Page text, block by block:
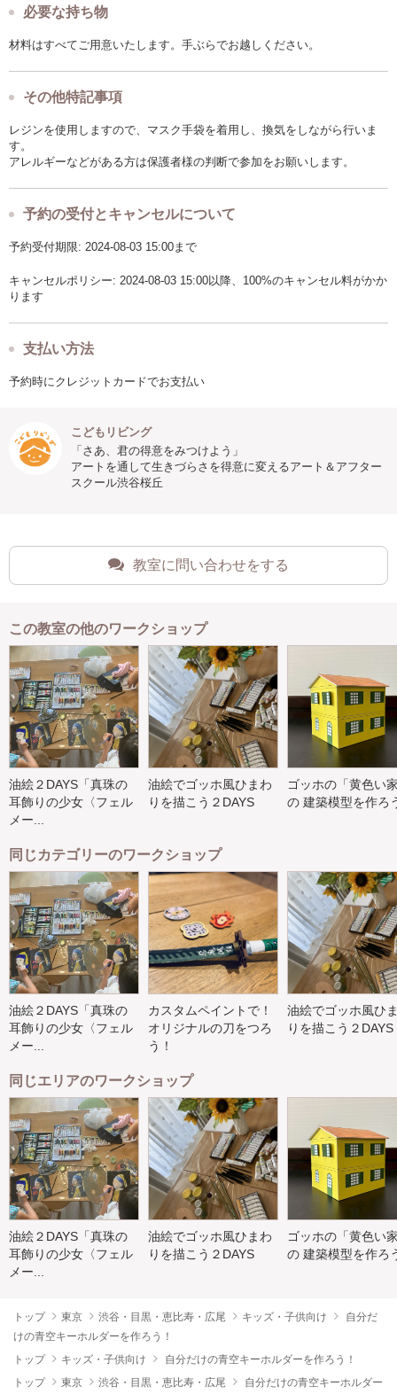
必要な持ち物
材料はすべてご用意いたします。手ぶらでお越しください。
その他特記事項
レジンを使用しますので、マスク手袋を着用し、換気をしながら行いま
す。
アレルギーなどがある方は保護者様の判断で参加をお願いします。
予約の受付とキャンセルについて
予約受付期限: 2024-08-03 15:00まで
キャンセルポリシー: 2024-08-03 15:00以降、100%のキャンセル料がかか
ります
支払い方法
予約時にクレジットカードでお支払い
こどもリビング
「さあ、君の得意をみつけよう」
アートを通して生きづらさを得意に変えるアート＆アフター
スクール渋谷桜丘
教室に問い合わせをする
この教室の他のワークショップ
油絵２DAYS「真珠の
耳飾りの少女〈フェル
メー...
油絵でゴッホ風ひまわ
りを描こう２DAYS
ゴッホの「黄色い
の 建築模型を作ろ
同じカテゴリーのワークショップ
油絵２DAYS「真珠の
耳飾りの少女〈フェル
メー...
カスタムペイントで！
オリジナルの刀をつろ
う！
油絵でゴッホ風ひ
りを描こう２DAYS
同じエリアのワークショップ
油絵２DAYS「真珠の
耳飾りの少女〈フェル
メー...
油絵でゴッホ風ひまわ
りを描こう２DAYS
ゴッホの「黄色い
の 建築模型を作ろ
トップ 東京 渋谷・目黒・恵比寿・広尾 キッズ・子供向け
自分だ
けの青空キーホルダーを作ろう！
トップ
キッズ・子供向け
自分だけの青空キーホルダーを作ろう！
トップ
東京 渋谷・目黒・恵比寿・広尾
自分だけの青空キーホルダー